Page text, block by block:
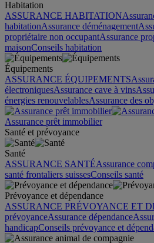
Habitation
ASSURANCE HABITATION
habitationAssurance déménagement
propriétaire non occupantAssurance
maisonConseils habitation
Équipements
ASSURANCE ÉQUIPEMENTS
électroniquesAssurance cave à vins
énergies renouvelablesAssurance des
Assurance prêt immobilier
Santé et prévoyance
Santé
ASSURANCE SANTÉAssurance
santé frontaliers suissesConseils santé
Prévoyance et dépendance
ASSURANCE PRÉVOYANCE ET
prévoyanceAssurance dépendance
handicapConseils prévoyance et